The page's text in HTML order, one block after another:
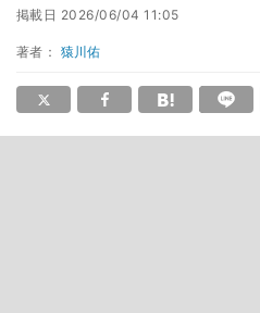
掲載日 2026/06/04 11:05
著者： 猿川佑